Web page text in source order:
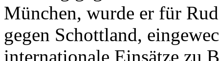
München, wurde er für
gegen Schottland,
internationale Einsätze zu